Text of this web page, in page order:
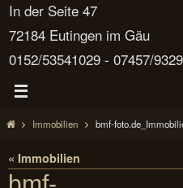
In der Seite 47
72184 Eutingen im Gäu
0152/53541029 - 07457/
StartImmobilien bmf-
« Immobilien